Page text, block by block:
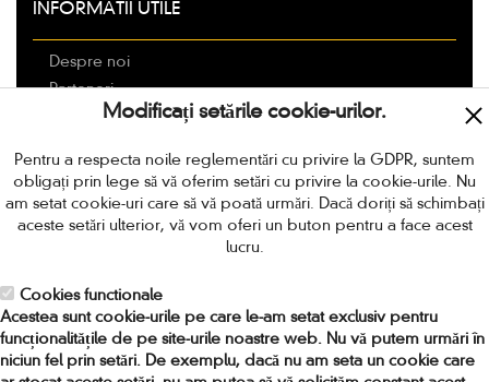
INFORMATII UTILE
Despre noi
Parteneri
Livrarea
Politica de retur
Termeni si conditii
Protectia Consumatorilor
Locuri de munca in Romania
CONTACT
Adresa: Strada Amiral Ioan Murgescu nr 4, sector 2,
Modificați setările cookie-urilor.
Pentru a respecta noile reglementări cu privire la GDPR, suntem
obligați prin lege să vă oferim setări cu privire la cookie-urile. Nu
am setat cookie-uri care să vă poată urmări. Dacă doriți să schimbați
aceste setări ulterior, vă vom oferi un buton pentru a face acest
lucru.
Cookies functionale
Acestea sunt cookie-urile pe care le-am setat exclusiv pentru
funcționalitățile de pe site-urile noastre web. Nu vă putem urmări în
niciun fel prin setări. De exemplu, dacă nu am seta un cookie care